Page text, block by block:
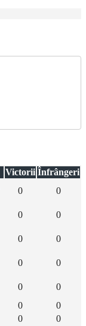
Victorii Înfrângeri
0 0
0 0
0 0
0 0
0
0
0
0
0
0